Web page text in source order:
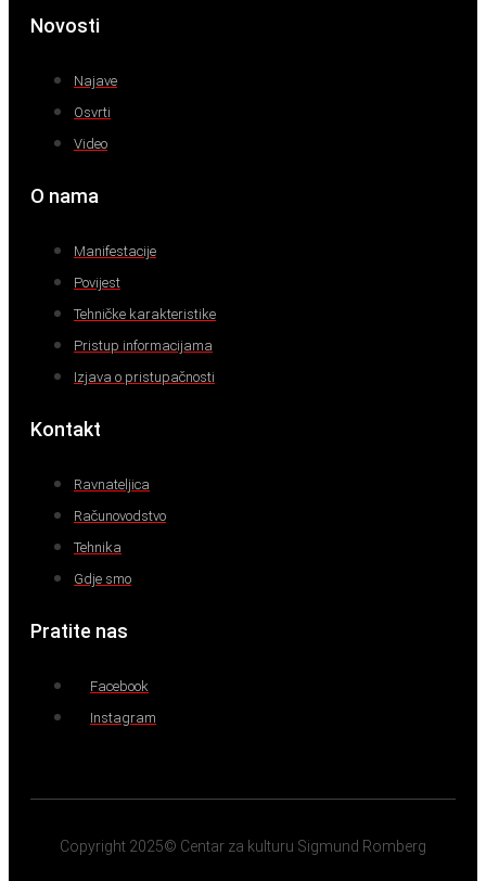
Novosti
Najave
Osvrti
Video
O nama
Manifestacije
Povijest
Tehničke karakteristike
Pristup informacijama
Izjava o pristupačnosti
Kontakt
Ravnateljica
Računovodstvo
Tehnika
Gdje smo
Pratite nas
Facebook
Instagram
Copyright 2025© Centar za kulturu Sigmund Romberg